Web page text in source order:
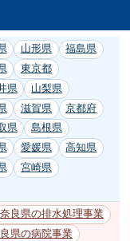
山形県
福島県
東京都
県
山梨県
滋賀県
京都府
県
島根県
愛媛県
高知県
宮崎県
奈良県の排水処理事業
県の病院事業